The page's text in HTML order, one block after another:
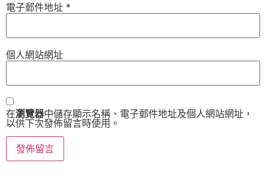
電子郵件地址 *
個人網站網址
在瀏覽器中儲存顯示名稱、電子郵件地址及個人網站網址，
以供下次發佈留言時使用。